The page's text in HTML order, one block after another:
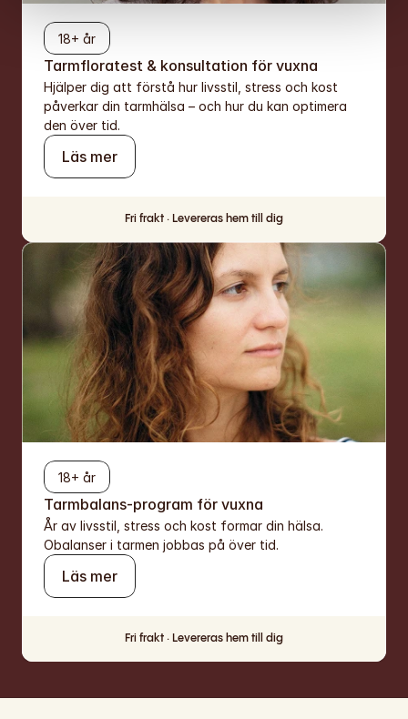
18+ år
Tarmfloratest & konsultation för vuxna
Hjälper dig att förstå hur livsstil, stress och kost
påverkar din tarmhälsa – och hur du kan optimera
den över tid.
Läs mer
Fri frakt · Levereras hem till dig
18+ år
Tarmbalans-program för vuxna
År av livsstil, stress och kost formar din hälsa.
Obalanser i tarmen jobbas på över tid.
Läs mer
Fri frakt · Levereras hem till dig